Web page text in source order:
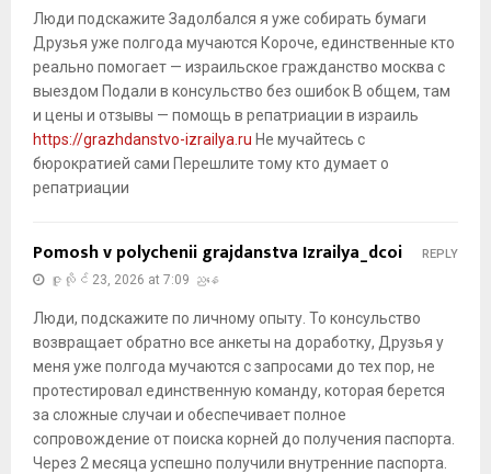
Люди подскажите Задолбался я уже собирать бумаги
Друзья уже полгода мучаются Короче, единственные кто
реально помогает — израильское гражданство москва с
выездом Подали в консульство без ошибок В общем, там
и цены и отзывы — помощь в репатриации в израиль
https://grazhdanstvo-izrailya.ru Не мучайтесь с
бюрократией сами Перешлите тому кто думает о
репатриации
Pomosh v polychenii grajdanstva Izrailya_dcoi
ဇူလိုင် 23, 2026 at 7:09 ညနေ
Люди, подскажите по личному опыту. То консульство
возвращает обратно все анкеты на доработку, Друзья у
меня уже полгода мучаются с запросами до тех пор, не
протестировал единственную команду, которая берется
за сложные случаи и обеспечивает полное
сопровождение от поиска корней до получения паспорта.
Через 2 месяца успешно получили внутренние паспорта.
REPLY